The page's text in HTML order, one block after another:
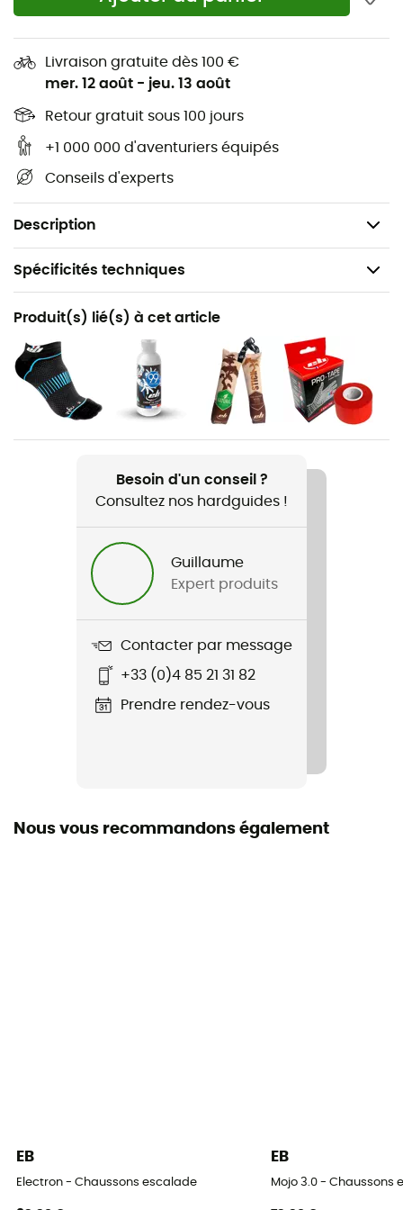
Livraison gratuite dès 100 €
mer. 12 août - jeu. 13 août
Retour gratuit sous 100 jours
+1 000 000 d'aventuriers équipés
Conseils d'experts
Description
Semelle : Optima Rubber 4 mm
Asymétrie : 3/10
Griffe : 2/10
Confort : 10/10
Poids : 2 x 202 g
Spécificités techniques
Recommandé pour
Escalade
Genre
Homme / Femme
Poids
Nom du produit
Rigidité de la semelle
Semelle extérieure
Matière de la tige
Asymétrie
Produit(s) lié(s) à cet article
Besoin d'un conseil ?
Consultez nos hardguides !
Guillaume
Expert produits
Contacter par message
+33 (0)4 85 21 31 82
Prendre rendez-vous
Nous vous recommandons également
EB
Electron - Chaussons escalade
EB
Mojo 3.0 - Chaussons